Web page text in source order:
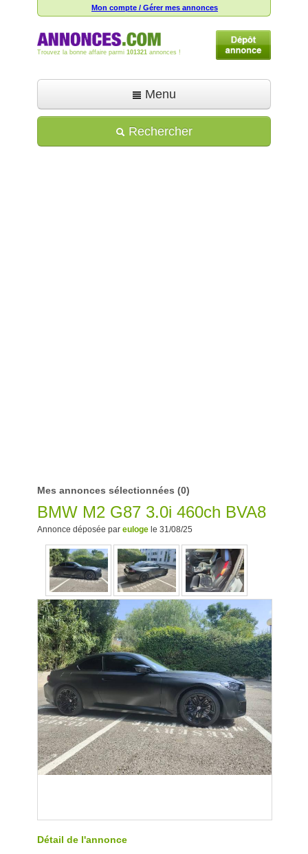
Mon compte / Gérer mes annonces
Trouvez la bonne affaire parmi 101321 annonces !
Menu
Déposer une annonce
Rechercher
Mes annonces sélectionnées (0)
BMW M2 G87 3.0i 460ch BVA8
Annonce déposée par euloge le 31/08/25
Détail de l'annonce